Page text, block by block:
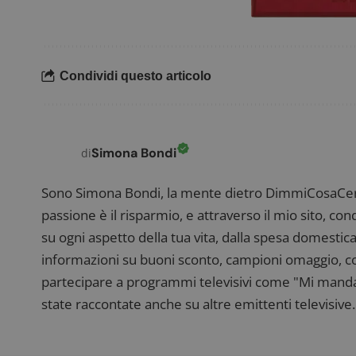
Condividi questo articolo
diSimona Bondi
Sono Simona Bondi, la mente dietro
passione è il risparmio, e attraverso il mio sito,
su ogni aspetto della tua vita, dalla spesa
informazioni su buoni sconto, campioni omaggio,
partecipare a programmi televisivi come "Mi
state raccontate anche su altre emittenti
_pk_id.1.938b
Nome